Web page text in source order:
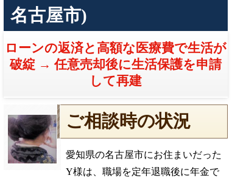
名古屋市)
ローンの返済と高額な医療費で生活が
破綻 → 任意売却後に生活保護を申請
して再建
ご相談時の状況
愛知県の名古屋市にお住まいだった
Y様は、職場を定年退職後に年金で